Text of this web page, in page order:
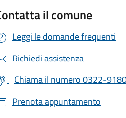
il comune
Leggi le domande frequenti
Richiedi assistenza
Chiama il numero 0322-
Prenota appuntamento